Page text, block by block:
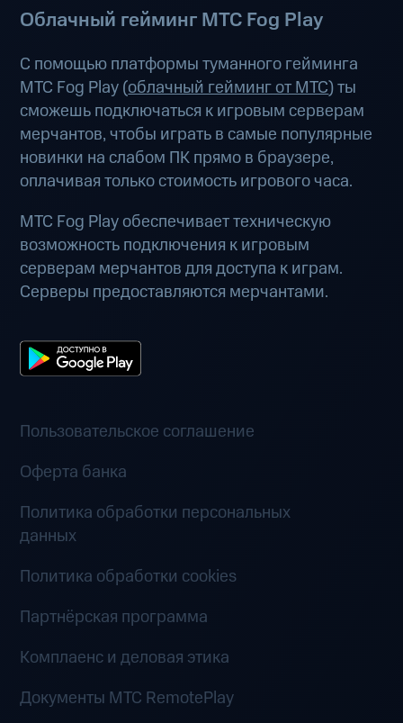
Облачный гейминг МТС Fog Play
С помощью платформы туманного гейминга
МТС Fog Play (облачный гейминг от МТС) ты
сможешь подключаться к игровым серверам
мерчантов, чтобы играть в самые популярные
новинки на слабом ПК прямо в браузере,
оплачивая только стоимость игрового часа.
МТС Fog Play обеспечивает техническую
возможность подключения к игровым
серверам мерчантов для доступа к играм.
Серверы предоставляются мерчантами.
Пользовательское соглашение
Оферта банка
Политика обработки персональных
данных
Политика обработки cookies
Партнёрская программа
Комплаенс и деловая этика
Документы MTC RemotePlay